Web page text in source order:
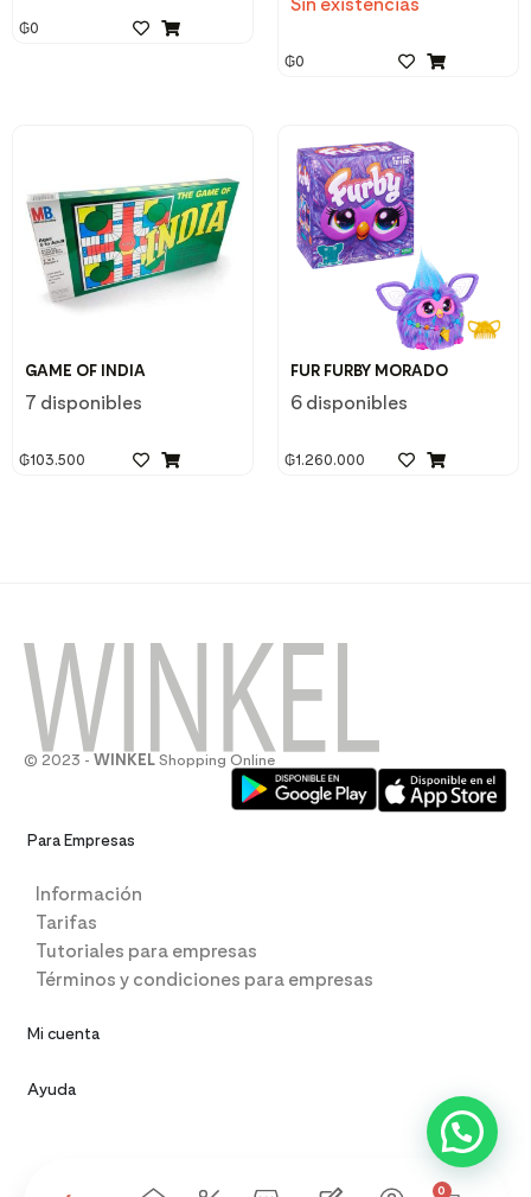
0
₲0
₲0
GAME OF INDIA
7 disponibles
₲103.500
FUR FURBY MORADO
6 disponibles
₲1.260.000
© 2023 - WINKEL Shopping Online
Para Empresas
Información
Tarifas
Tutoriales para empresas
Términos y condiciones para empresas
Mi cuenta
Ayuda